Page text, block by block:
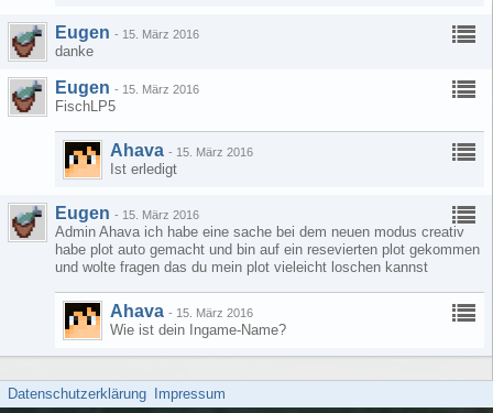
Eugen - 15. März 2016
danke
Eugen - 15. März 2016
FischLP5
Ahava - 15. März 2016
Ist erledigt
Eugen - 15. März 2016
Admin Ahava ich habe eine sache bei dem neuen modus creativ
habe plot auto gemacht und bin auf ein resevierten plot gekommen
und wolte fragen das du mein plot vieleicht loschen kannst
Ahava - 15. März 2016
Wie ist dein Ingame-Name?
Datenschutzerklärung Impressum